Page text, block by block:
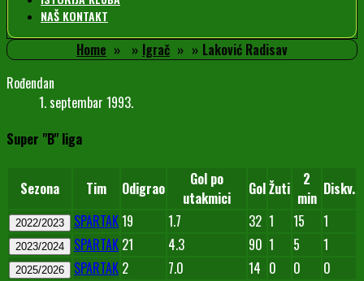
NAŠ KONTAKT
Home Igrač
Laković Radisav
Rođendan
1. septembar 1993.
Super "B" liga
Sezona Tim Odigrao
Gol po
utakmici
GolŽuti
2
min Diskv.
2022/2023 SPARTAK19 1.7 32 1 15 1
2023/2024 SPARTAK 21 4.3 90 1 5 1
2025/2026 SPARTAK 2 7.0 14 0 0 0